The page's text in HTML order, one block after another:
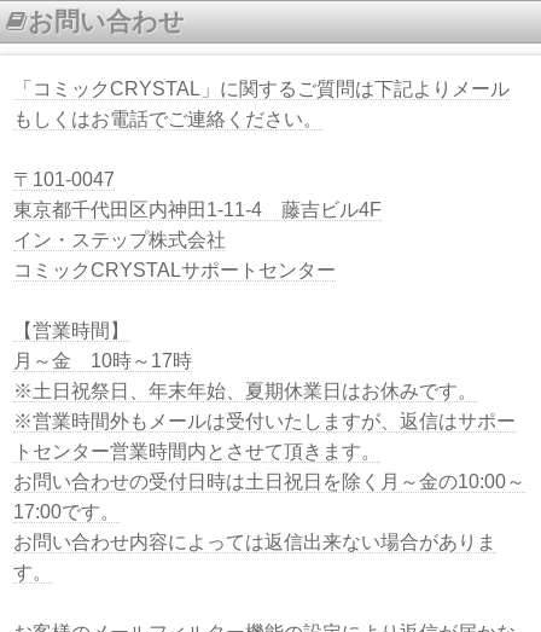
お問い合わせ
「コミックCRYSTAL」に関するご質問は下記よりメール
もしくはお電話でご連絡ください。
〒101-0047
東京都千代田区内神田1-11-4 藤吉ビル4F
イン・ステップ株式会社
コミックCRYSTALサポートセンター
【営業時間】
月～金 10時～17時
※土日祝祭日、年末年始、夏期休業日はお休みです。
※営業時間外もメールは受付いたしますが、返信はサポー
トセンター営業時間内とさせて頂きます。
お問い合わせの受付日時は土日祝日を除く月～金の10:00～
17:00です。
お問い合わせ内容によっては返信出来ない場合がありま
す。